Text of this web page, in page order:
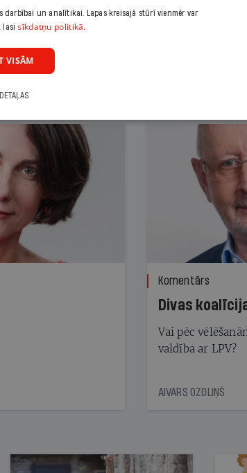
Komentārs
Divas
Vai pēc
valdība ar LPV?
AIVARS OZOLIŅŠ
darbībai un analītikai. Lapas kreisajā stūrī vienmēr var
lasisīkdatņu politikā.
VISĀM